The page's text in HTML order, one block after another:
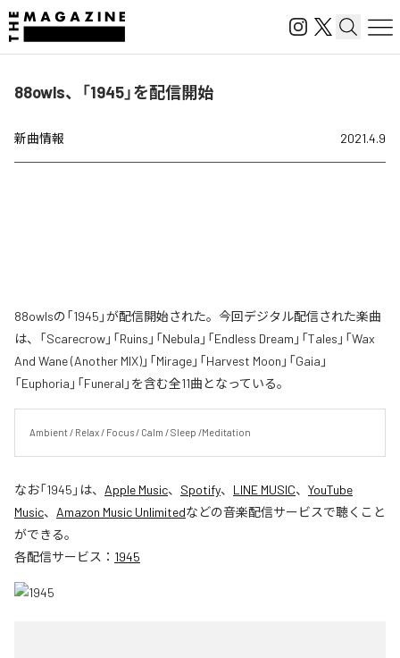
88owls、「1945」を配信開始
新曲情報 2021.4.9
88owlsの「1945」が配信開始された。今回デジタル配信された楽曲
は、「Scarecrow」「Ruins」「Nebula」「Endless Dream」「Tales」「Wax
And Wane (Another MIX)」「Mirage」「Harvest Moon」「Gaia」
「Euphoria」「Funeral」を含む全11曲となっている。
Ambient / Relax / Focus / Calm / Sleep /Meditation
なお「1945 」は、 Apple Music、 Spotify、 LINE MUSIC、 YouTube
Music、 Amazon Music Unlimitedなどの音楽配信サービスで聴くこと
ができる。
各配信サービス： 1945